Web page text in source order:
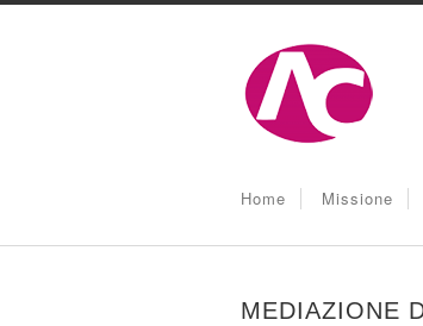
Home Missione
MEDIAZIONE